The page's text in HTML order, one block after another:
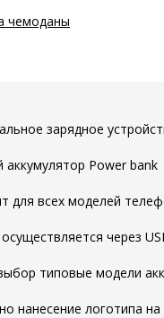
чемоданы
зарядное
аккумулятор Power bank
для всех моделей
через
типовые модели
нанесение логотипа на